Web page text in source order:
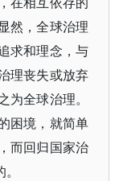
然，全球治理
求和理念，与
理丧失或放弃
全球治理。
困境，就简单
而回归国家治